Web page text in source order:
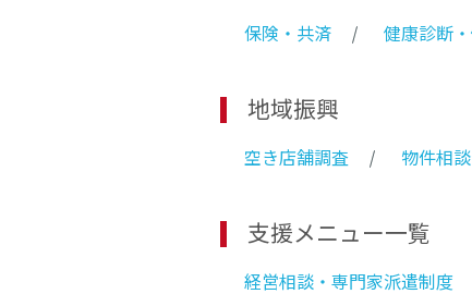
保険・共済 健康診断
地域振興
空き店舗調査 物件相
支援メニュー一覧
経営相談・専門家派遣制度